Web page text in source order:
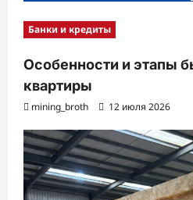
Банки и кредиты
Особенности и этапы
квартиры
mining_broth 12 июля 2026